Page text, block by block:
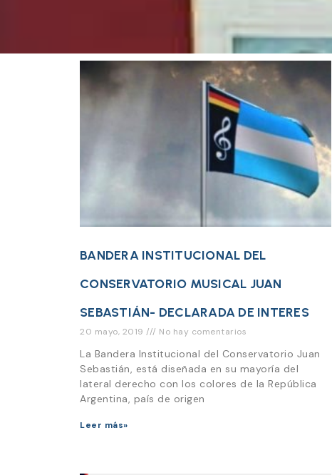
BANDERA INSTITUCIONAL DEL
CONSERVATORIO MUSICAL JUAN
SEBASTIÁN- DECLARADA DE INTERES
20 mayo, 2019 No hay comentarios
La Bandera Institucional del Conservatorio Juan
Sebastián, está diseñada en su mayoría del
lateral derecho con los colores de la República
Argentina, país de origen
Leer más»